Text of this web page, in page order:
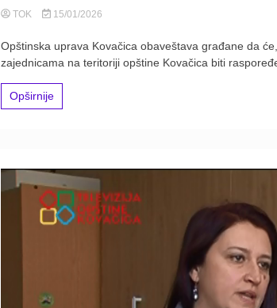
TOK 15/01/2026
Opštinska uprava Kovačica obaveštava građane da
zajednicama na teritoriji opštine Kovačica biti
Opširnije